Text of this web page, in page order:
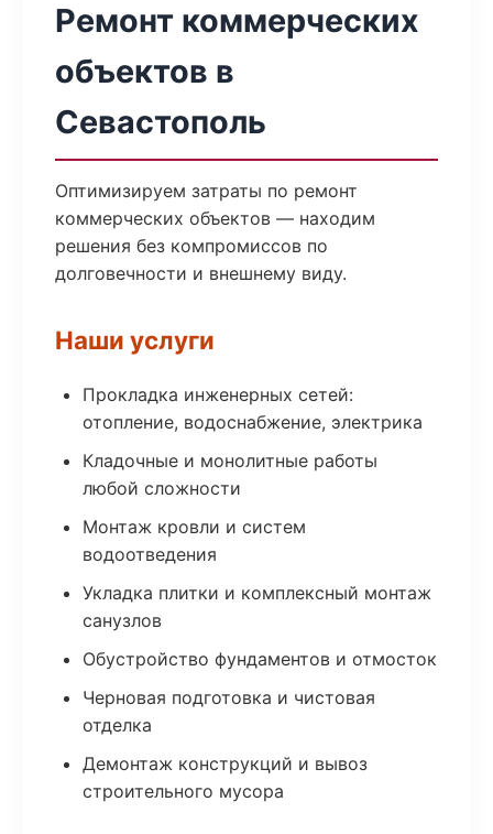
Ремонт коммерческих
объектов в
Севастополь
Оптимизируем затраты по ремонт
коммерческих объектов — находим
решения без компромиссов по
долговечности и внешнему виду.
Наши услуги
Прокладка инженерных сетей:
отопление, водоснабжение, электрика
Кладочные и монолитные работы
любой сложности
Монтаж кровли и систем
водоотведения
Укладка плитки и комплексный монтаж
санузлов
Обустройство фундаментов и отмосток
Черновая подготовка и чистовая
отделка
Демонтаж конструкций и вывоз
строительного мусора